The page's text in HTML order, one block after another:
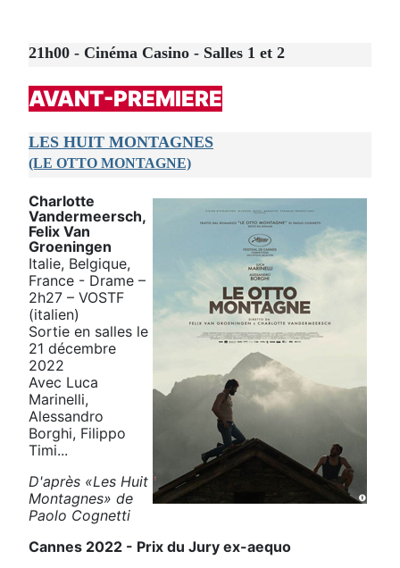
21h00 - Cinéma Casino - Salles 1 et 2
AVANT-PREMIERE
LES HUIT MONTAGNES
(LE OTTO MONTAGNE)
Charlotte
Vandermeersch,
Felix Van
Groeningen
Italie, Belgique,
France - Drame –
2h27 – VOSTF
(italien)
Sortie en salles le
21 décembre
2022
Avec Luca
Marinelli,
Alessandro
Borghi, Filippo
Timi...
D'après «Les Huit
Montagnes» de
Paolo Cognetti
Cannes 2022 - Prix du Jury ex-aequo